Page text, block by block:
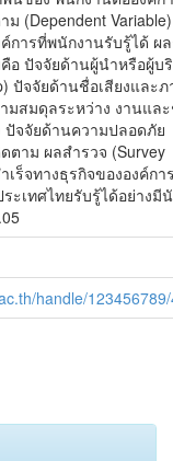
(Dependent Variable)
การที่พนักงานรับรู้ได้ ผ
อ ปัจจัยด้านผู้นำหรือผู้บ
ปัจจัยด้านชื่อเสียงและ
มสมดุลระหว่าง งานแล
ปัจจัยด้านความปลอดภัย
ตาม ผลสำรวจ (Survey
ร็จทางธุรกิจขององค์กา
ะเทศไทยรับรู้ได้อย่างมี
handle/